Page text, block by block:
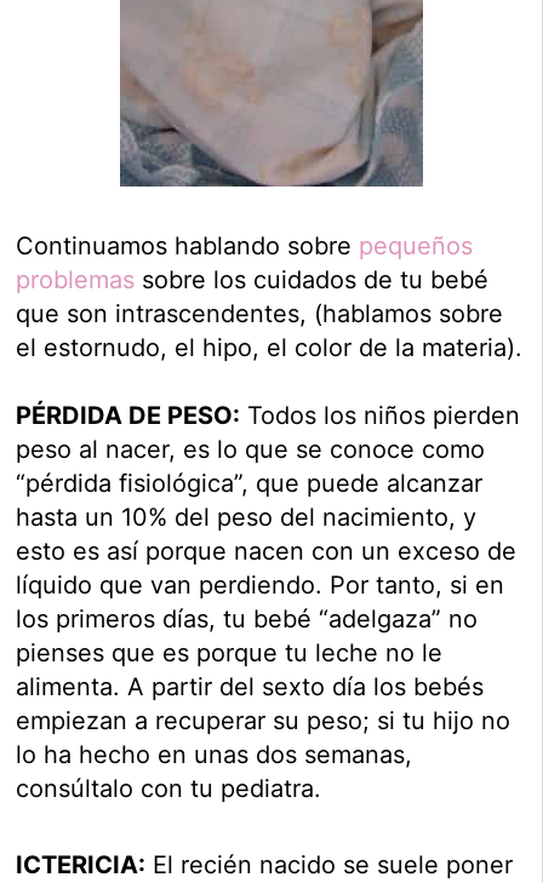
Continuamos hablando sobre pequeños
problemas sobre los cuidados de tu bebé
que son intrascendentes, (hablamos sobre
el estornudo, el hipo, el color de la materia).
PÉRDIDA DE PESO: Todos los niños pierden
peso al nacer, es lo que se conoce como
“pérdida fisiológica”, que puede alcanzar
hasta un 10% del peso del nacimiento, y
esto es así porque nacen con un exceso de
líquido que van perdiendo. Por tanto, si en
los primeros días, tu bebé “adelgaza” no
pienses que es porque tu leche no le
alimenta. A partir del sexto día los bebés
empiezan a recuperar su peso; si tu hijo no
lo ha hecho en unas dos semanas,
consúltalo con tu pediatra.
ICTERICIA: El recién nacido se suele poner